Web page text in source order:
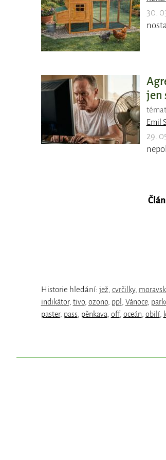
30.
jen
Emil
29.
Historie hledání: jež cvrčilky,
indikátor, tivo, ozono, ppl Vánoce,
paster, pass pěnkava off, oceán obilí,